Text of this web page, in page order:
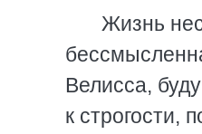
Жизнь
Велисса,
к строгости,